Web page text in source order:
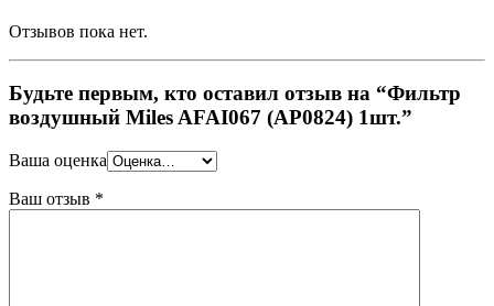
Отзывов пока нет.
Будьте первым, кто оставил отзыв на “Фильтр
воздушный Miles AFAI067 (AP0824) 1шт.”
Ваша оценка
Ваш отзыв *